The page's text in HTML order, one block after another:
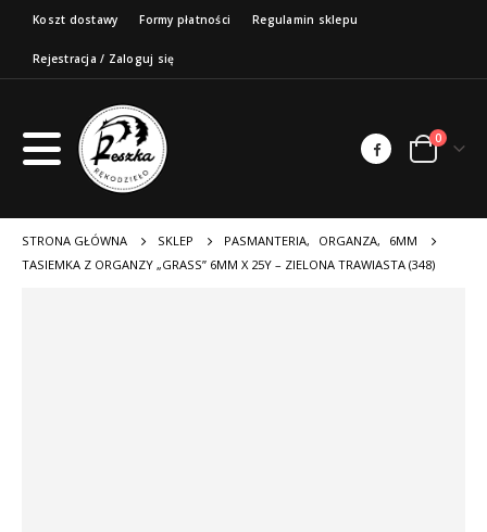
Koszt dostawy Formy płatności Regulamin sklepu
Rejestracja / Zaloguj się
0
STRONA GŁÓWNA SKLEP PASMANTERIA, ORGANZA,
6MM
TASIEMKA Z ORGANZY „GRASS” 6MM X 25Y – ZIELONA TRAWIASTA (348)